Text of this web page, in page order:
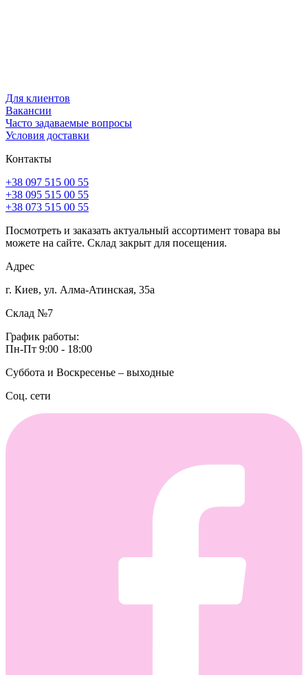
Для клиентов
Вакансии
Часто задаваемые вопросы
Условия доставки
Контакты
+38 097 515 00 55
+38 095 515 00 55
+38 073 515 00 55
Посмотреть и заказать актуальный ассортимент товара вы
можете на сайте. Склад закрыт для посещения.
Адрес
г. Киев, ул. Алма-Атинская, 35а
Склад №7
График работы:
Пн-Пт 9:00 - 18:00
Суббота и Воскресенье – выходные
Соц. сети